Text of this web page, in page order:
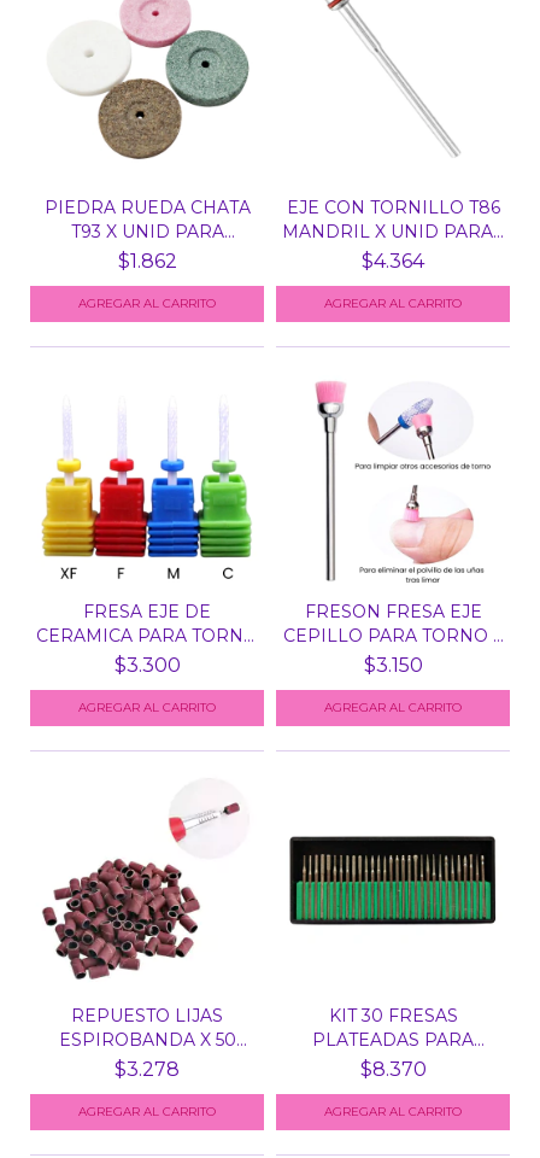
PIEDRA RUEDA CHATA
T93 X UNID PARA
TORNO
$1.862
EJE CON TORNILLO T86
MANDRIL X UNID PARA...
$4.364
FRESA EJE DE
CERAMICA PARA TORNO
N° 6 -...
$3.300
AGREGAR AL CARRITO
FRESON FRESA EJE
CEPILLO PARA TORNO X
UN...
$3.150
REPUESTO LIJAS
ESPIROBANDA X 50
UNID PAR...
$3.278
AGREGAR AL CARRITO
KIT 30 FRESAS
PLATEADAS PARA
TORNO MANIC...
$8.370